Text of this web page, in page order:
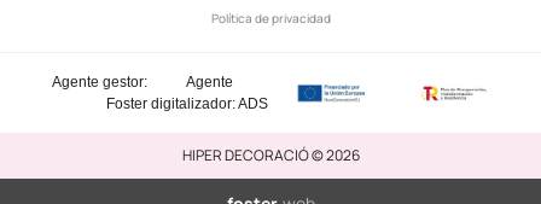
Política de privacidad
Agente
digitalizador: ADS
Agente gestor:
Foster
HIPER DECORACIÓ © 2026